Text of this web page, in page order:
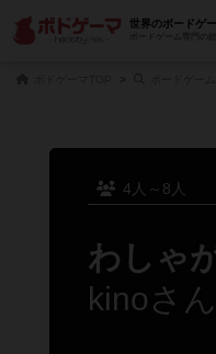
世界のボードゲ
ボードゲーム専門の
4人～8人
わしゃ
kinoさ